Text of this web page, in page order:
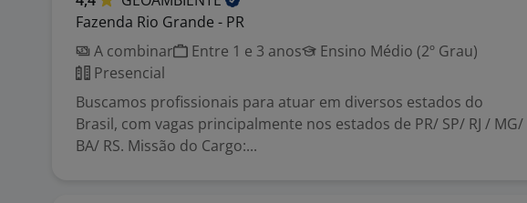
Fazenda Rio Grande - PR
A combinar
Entre 1 e 3 anos
Ensino Médio (2º Grau)
Presencial
Buscamos profissionais para atuar em diversos estados do
Brasil, com vagas principalmente nos estados de PR/ SP/ RJ / MG/
BA/ RS. Missão do Cargo:...